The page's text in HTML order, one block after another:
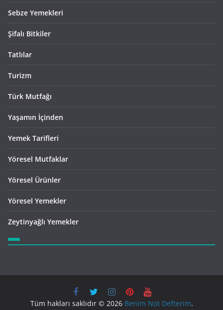
Sebze Yemekleri
Şifalı Bitkiler
Tatlılar
Turizm
Türk Mutfağı
Yaşamın İçinden
Yemek Tarifleri
Yöresel Mutfaklar
Yöresel Ürünler
Yöresel Yemekler
Zeytinyağlı Yemekler
Tüm hakları saklıdır © 2026 Benim Not Defterim.